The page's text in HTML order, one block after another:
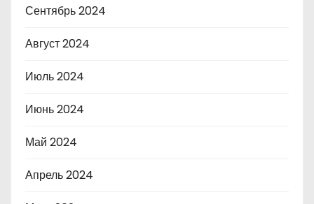
Сентябрь 2024
Август 2024
Июль 2024
Июнь 2024
Май 2024
Апрель 2024